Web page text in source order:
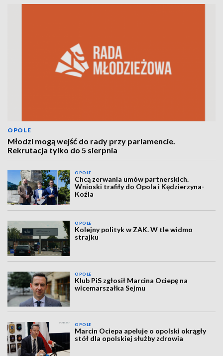
OPOLE
Młodzi mogą wejść do rady przy parlamencie.
Rekrutacja tylko do 5 sierpnia
OPOLE
Chcą zerwania umów partnerskich.
Wnioski trafiły do Opola i Kędzierzyna-
Koźla
OPOLE
Kolejny polityk w ZAK. W tle widmo
strajku
OPOLE
Klub PiS zgłosił Marcina Ociepę na
wicemarszałka Sejmu
OPOLE
Marcin Ociepa apeluje o opolski okrągły
stół dla opolskiej służby zdrowia